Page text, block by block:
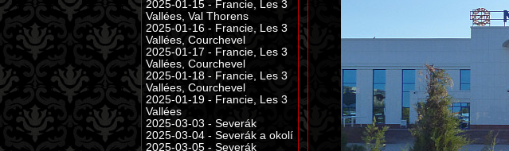
2025-01-15 - Francie, Les 3
Vallées, Val Thorens
2025-01-16 - Francie, Les 3
Vallées, Courchevel
2025-01-17 - Francie, Les 3
Vallées, Courchevel
2025-01-18 - Francie, Les 3
Vallées, Courchevel
2025-01-19 - Francie, Les 3
Vallées
2025-03-03 - Severák
2025-03-04 - Severák a okolí
2025-03-05 - Severák